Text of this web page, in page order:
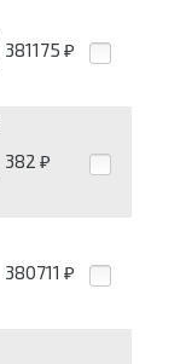
381175 ₽
382 ₽
380711 ₽